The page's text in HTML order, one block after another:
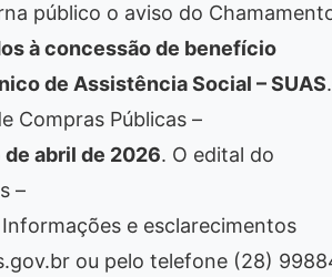
público o aviso do
à concessão de benefício
de Assistência Social – SUAS.
Compras Públicas –
de abril de 2026. O edital do
–
e esclarecimentos
ou pelo telefone (28)